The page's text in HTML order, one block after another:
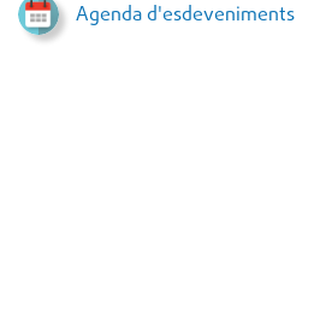
Agenda d'esdeveniments